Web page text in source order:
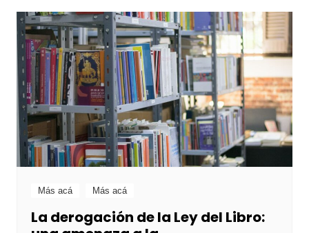
Más acá Más acá
La derogación de la Ley del Libro: